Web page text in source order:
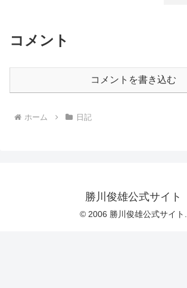
コメント
コメントを書き込む
ホーム 日記
勝川俊雄公式サイト
© 2006 勝川俊雄公式サイト.